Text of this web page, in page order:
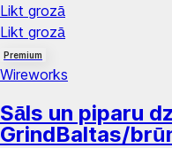
Likt grozā
Likt grozā
Premium
Wireworks
Sāls un piparu
GrindBaltas/